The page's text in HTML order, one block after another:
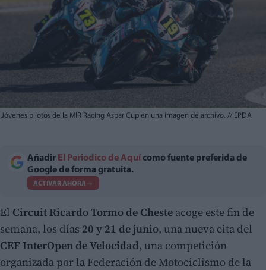
Jóvenes pilotos de la MIR Racing Aspar Cup en una imagen de archivo. // EPDA
Añadir El Periodico de Aquí como fuente preferida de
Google de forma gratuita.
ACTIVAR AHORA
El Circuit Ricardo Tormo de Cheste acoge este fin de
semana, los días 20 y 21 de junio, una nueva cita del
CEF InterOpen de Velocidad, una competición
organizada por la Federación de Motociclismo de la